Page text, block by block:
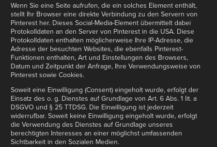
Wenn Sie eine Seite aufrufen, die ein solches Element enthält,
stellt Ihr Browser eine direkte Verbindung zu den Servern von
Pinterest her. Dieses Social-Media-Element übermittelt dabei
Protokolldaten an den Server von Pinterest in die USA. Diese
Protokolldaten enthalten möglicherweise Ihre IP-Adresse, die
Adresse der besuchten Websites, die ebenfalls Pinterest-
Funktionen enthalten, Art und Einstellungen des Browsers,
Datum und Zeitpunkt der Anfrage, Ihre Verwendungsweise von
Pinterest sowie Cookies.
Soweit eine Einwilligung (Consent) eingeholt wurde, erfolgt der
Einsatz des o. g. Dienstes auf Grundlage von Art. 6 Abs. 1 lit. a
DSGVO und § 25 TTDSG. Die Einwilligung ist jederzeit
widerrufbar. Soweit keine Einwilligung eingeholt wurde, erfolgt
die Verwendung des Dienstes auf Grundlage unseres
berechtigten Interesses an einer möglichst umfassenden
Sichtbarkeit in den Sozialen Medien.